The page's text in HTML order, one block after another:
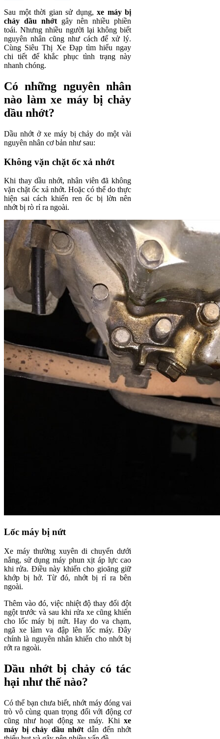
Sau một thời gian sử dụng,xe máy bị
chảy dầu nhớtgây nên nhiều phiền
toái. Nhưng nhiều người lại không biết
nguyên nhân cũng như cách để xử lý.
Cùng Siêu Thị Xe Đạp tìm hiểu ngay
chi tiết để khắc phục tình trạng này
nhanh chóng.
Có những nguyên nhân
nào làm xe máy bị chảy
dầu nhớt?
Dầu nhớt ở xe máy bị chảy do một vài
nguyên nhân cơ bản như sau:
Không vặn chặt ốc xả nhớt
Khi thay dầu nhớt, nhân viên đã không
vặn chặt ốc xả nhớt. Hoặc có thể do thực
hiện sai cách khiến ren ốc bị lờn nên
nhớt bị rò rỉ ra ngoài.
Lốc máy bị nứt
Xe máy thường xuyên di chuyển dưới
nắng, sử dụng máy phun xịt áp lực cao
khi rửa. Điều này khiến cho gioăng giữ
khớp bị hở. Từ đó, nhớt bị rỉ ra bên
ngoài.
Thêm vào đó, việc nhiệt độ thay đổi đột
ngột trước và sau khi rửa xe cũng khiến
cho lốc máy bị nứt. Hay do va chạm,
ngã xe làm va đập lên lốc máy. Đây
chính là nguyên nhân khiến cho nhớt bị
rớt ra ngoài.
Dầu nhớt bị chảy có tác
hại như thế nào?
Có thể bạn chưa biết, nhớt máy đóng vai
trò vô cùng quan trọng đối với động cơ
cũng như hoạt động xe máy. Khixe
máy bị chảy dầu nhớt dẫn đến nhớt